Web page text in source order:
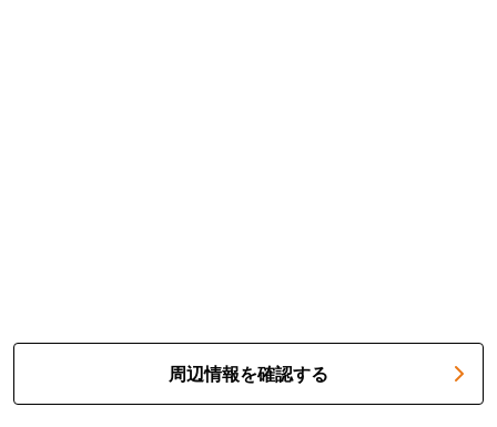
周辺情報を確認する